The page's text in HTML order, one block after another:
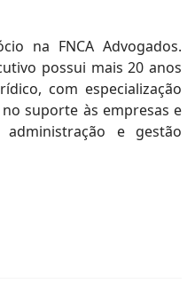
na FNCA Advogados.
possui mais 20 anos
com especialização
suporte às empresas e
e gestão